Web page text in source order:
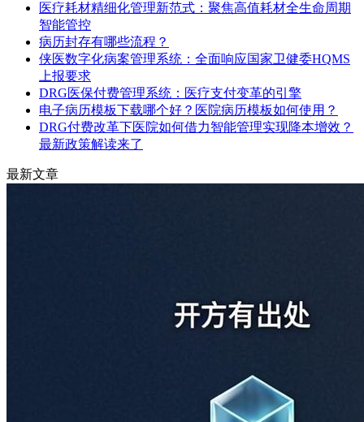
医疗耗材精细化管理新范式：聚焦高值耗材全生命周期
智能管控
病历封存有哪些流程？
侠医数字化病案管理系统：全面响应国家卫健委HQMS
上报要求
DRG医保付费管理系统：医疗支付变革的引擎
电子病历模板下载哪个好？医院病历模板如何使用？
DRG付费改革下医院如何借力智能管理实现降本增效？
最新政策解读来了
最新文章